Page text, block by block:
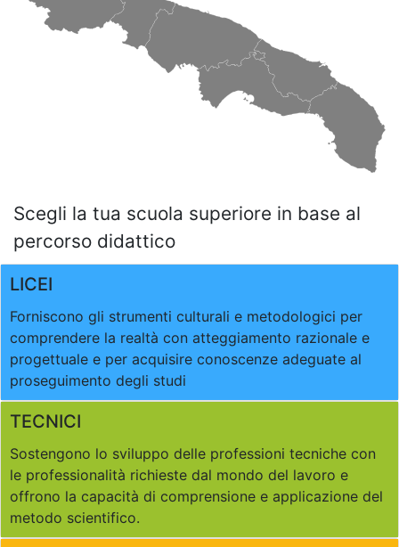
Scegli la tua scuola superiore in base al
percorso didattico
LICEI
Forniscono gli strumenti culturali e metodologici per
comprendere la realtà con atteggiamento razionale e
progettuale e per acquisire conoscenze adeguate al
proseguimento degli studi
TECNICI
Sostengono lo sviluppo delle professioni tecniche con
le professionalità richieste dal mondo del lavoro e
offrono la capacità di comprensione e applicazione del
metodo scientifico.